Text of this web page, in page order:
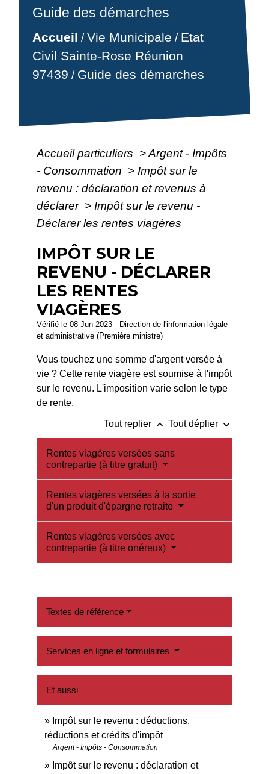
Guide des démarches
Accueil /Vie Municipale / Etat
Civil Sainte-Rose Réunion
97439 / Guide des démarches
Accueil particuliers >Argent - Impôts
- Consommation > Impôt sur le
revenu : déclaration et revenus à
déclarer > Impôt sur le revenu -
Déclarer les rentes viagères
IMPÔT SUR LE
REVENU - DÉCLARER
LES RENTES
VIAGÈRES
Vérifié le 08 Jun 2023 - Direction de l'information légale
et administrative (Première ministre)
Vous touchez une somme d'argent versée à
vie ? Cette rente viagère est soumise à l'impôt
sur le revenu. L'imposition varie selon le type
de rente.
Tout replier keyboard_arrow_up Tout déplier keyboard_arrow_down
Rentes viagères versées sans
contrepartie (à titre gratuit)
Rentes viagères versées à la sortie
d'un produit d'épargne retraite
Rentes viagères versées avec
contrepartie (à titre onéreux)
Textes de référence
Services en ligne et formulaires
Et aussi
Impôt sur le revenu : déductions,
réductions et crédits d'impôt
Argent - Impôts - Consommation
Impôt sur le revenu : déclaration et